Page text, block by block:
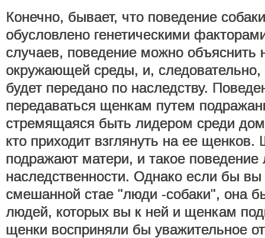
Конечно, бывает, что поведение
обусловлено генетическими
случаев, поведение можно объяснить
окружающей среды, и,
будет передано по наследству.
передаваться щенкам путем
стремящаяся быть лидером среди
кто приходит взглянуть на ее щенков.
подражают матери, и такое поведение
наследственности. Однако если бы вы
смешанной стае "люди -собаки", она
людей, которых вы к ней и щенкам
щенки восприняли бы уважительное